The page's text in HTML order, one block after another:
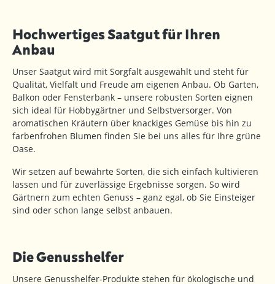
Hochwertiges Saatgut für Ihren
Anbau
Unser Saatgut wird mit Sorgfalt ausgewählt und steht für
Qualität, Vielfalt und Freude am eigenen Anbau. Ob Garten,
Balkon oder Fensterbank – unsere robusten Sorten eignen
sich ideal für Hobbygärtner und Selbstversorger. Von
aromatischen Kräutern über knackiges Gemüse bis hin zu
farbenfrohen Blumen finden Sie bei uns alles für Ihre grüne
Oase.
Wir setzen auf bewährte Sorten, die sich einfach kultivieren
lassen und für zuverlässige Ergebnisse sorgen. So wird
Gärtnern zum echten Genuss – ganz egal, ob Sie Einsteiger
sind oder schon lange selbst anbauen.
Die Genusshelfer
Unsere Genusshelfer-Produkte stehen für ökologische und